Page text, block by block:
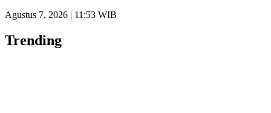
Agustus 7, 2026 | 11:53 WIB
Trending